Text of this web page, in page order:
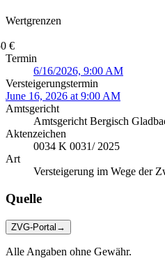
Wertgrenzen
€
Termin
6/16/2026, 9:00 AM
Versteigerungstermin
June 16, 2026 at 9:00 AM
Amtsgericht
Amtsgericht Bergisch
Aktenzeichen
0034 K 0031/ 2025
Art
Versteigerung im Wege der
Quelle
ZVG-Portal →
Alle Angaben ohne Gewähr.